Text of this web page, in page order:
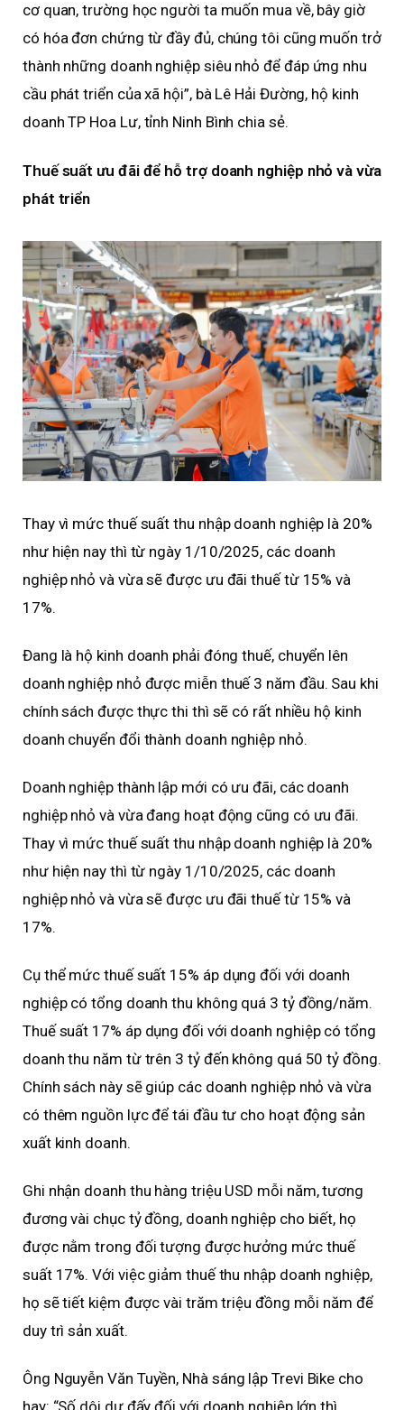
cơ quan, trường học người ta muốn mua về, bây giờ
có hóa đơn chứng từ đầy đủ, chúng tôi cũng muốn trở
thành những doanh nghiệp siêu nhỏ để đáp ứng nhu
cầu phát triển của xã hội”, bà Lê Hải Đường, hộ kinh
doanh TP Hoa Lư, tỉnh Ninh Bình chia sẻ.
Thuế suất ưu đãi để hỗ trợ doanh nghiệp nhỏ và vừa
phát triển
Thay vì mức thuế suất thu nhập doanh nghiệp là 20%
như hiện nay thì từ ngày 1/10/2025, các doanh
nghiệp nhỏ và vừa sẽ được ưu đãi thuế từ 15% và
17%.
Đang là hộ kinh doanh phải đóng thuế, chuyển lên
doanh nghiệp nhỏ được miễn thuế 3 năm đầu. Sau khi
chính sách được thực thi thì sẽ có rất nhiều hộ kinh
doanh chuyển đổi thành doanh nghiệp nhỏ.
Doanh nghiệp thành lập mới có ưu đãi, các doanh
nghiệp nhỏ và vừa đang hoạt động cũng có ưu đãi.
Thay vì mức thuế suất thu nhập doanh nghiệp là 20%
như hiện nay thì từ ngày 1/10/2025, các doanh
nghiệp nhỏ và vừa sẽ được ưu đãi thuế từ 15% và
17%.
Cụ thể mức thuế suất 15% áp dụng đối với doanh
nghiệp có tổng doanh thu không quá 3 tỷ đồng/năm.
Thuế suất 17% áp dụng đối với doanh nghiệp có tổng
doanh thu năm từ trên 3 tỷ đến không quá 50 tỷ đồng.
Chính sách này sẽ giúp các doanh nghiệp nhỏ và vừa
có thêm nguồn lực để tái đầu tư cho hoạt động sản
xuất kinh doanh.
Ghi nhận doanh thu hàng triệu USD mỗi năm, tương
đương vài chục tỷ đồng, doanh nghiệp cho biết, họ
được nằm trong đối tượng được hưởng mức thuế
suất 17%. Với việc giảm thuế thu nhập doanh nghiệp,
họ sẽ tiết kiệm được vài trăm triệu đồng mỗi năm để
duy trì sản xuất.
Ông Nguyễn Văn Tuyền, Nhà sáng lập Trevi Bike cho